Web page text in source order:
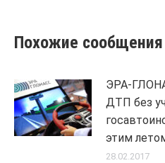
Похожие сообщения
ЭРА-
ДТП без
этим
28.02.2017